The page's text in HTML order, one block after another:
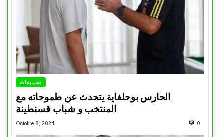
تصريحات
الحارس بوحلفاية يتحدث عن طموحاته مع
المنتخب و شباب قسنطينة
Octobre 8, 2024 0